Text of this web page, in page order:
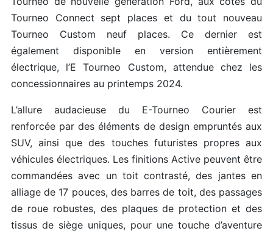
Tourneo Connect sept places et du tout nouveau
Tourneo Custom neuf places. Ce dernier est
également disponible en version entièrement
électrique, l’E Tourneo Custom, attendue chez les
concessionnaires au printemps 2024.
L’allure audacieuse du E-Tourneo Courier est
renforcée par des éléments de design empruntés aux
SUV, ainsi que des touches futuristes propres aux
véhicules électriques. Les finitions Active peuvent être
commandées avec un toit contrasté, des jantes en
alliage de 17 pouces, des barres de toit, des passages
de roue robustes, des plaques de protection et des
tissus de siège uniques, pour une touche d’aventure